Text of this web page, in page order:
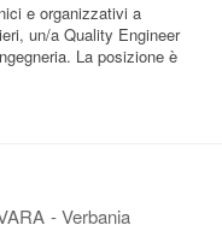
e organizzativi a
un/a Quality Engineer
La posizione è
- Verbania